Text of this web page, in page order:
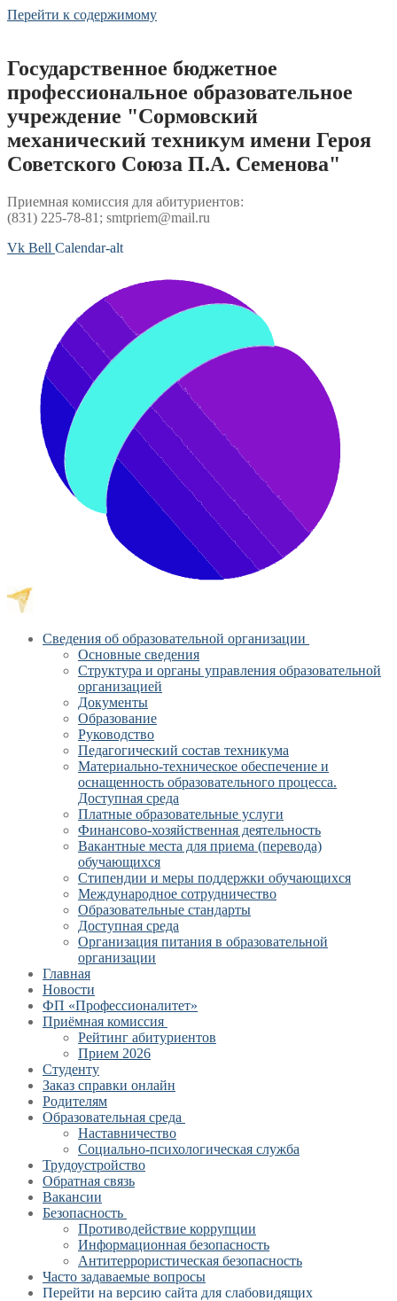
Перейти к содержимому
Государственное бюджетное
профессиональное образовательное
учреждение "Сормовский
механический техникум имени Героя
Советского Союза П.А. Семенова"
Приемная комиссия для абитуриентов:
(831) 225-78-81; smtpriem@mail.ru
Vk Bell Calendar-alt
Сведения об образовательной организации
Основные сведения
Структура и органы управления образовательной
организацией
Документы
Образование
Руководство
Педагогический состав техникума
Материально-техническое обеспечение и
оснащенность образовательного процесса.
Доступная среда
Платные образовательные услуги
Финансово-хозяйственная деятельность
Вакантные места для приема (перевода)
обучающихся
Стипендии и меры поддержки обучающихся
Международное сотрудничество
Образовательные стандарты
Доступная среда
Организация питания в образовательной
организации
Главная
Новости
ФП «Профессионалитет»
Приёмная комиссия
Рейтинг абитуриентов
Прием 2026
Студенту
Заказ справки онлайн
Родителям
Образовательная среда
Наставничество
Социально-психологическая служба
Трудоустройство
Обратная связь
Вакансии
Безопасность
Противодействие коррупции
Информационная безопасность
Антитеррористическая безопасность
Часто задаваемые вопросы
Перейти на версию сайта для слабовидящих